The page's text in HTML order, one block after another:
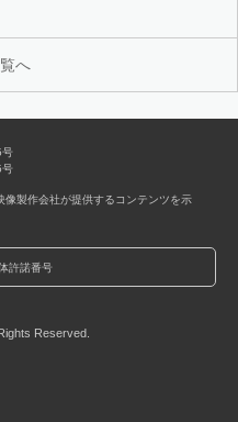
へ
号
号
像製作会社が提供するコンテンツを示
許諾番号
Reserved.